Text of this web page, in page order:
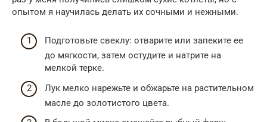
опытом я научилась делать их сочными и нежными.
Подготовьте свеклу: отварите или запеките ее
до мягкости, затем остудите и натрите на
мелкой терке.
Лук мелко нарежьте и обжарьте на растительном
масле до золотистого цвета.